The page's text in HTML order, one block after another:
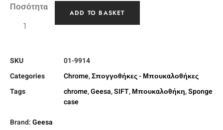
Ποσότητα ADD TO BASKET
SKU
01-9914
Categories
Chrome,Σπογγοθήκες - Μπουκαλοθήκες
Tags
chrome,Geesa,SIFT,Μπουκαλοθήκη,Sponge
case
Brand:Geesa